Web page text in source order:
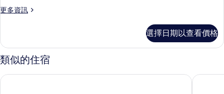
的
有
相
片
更多資訊
更
房
的
詳
選擇日期以查看價格
類似的住宿
首爾江南東橫 INN 首爾江